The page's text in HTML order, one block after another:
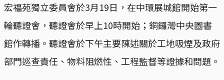
宏福苑獨立委員會於3月19日，在中環展城館開始第一
輪聽證會，聽證會於早上10時開始；銅鑼灣中央圖書
館作轉播。聽證會於下午主要陳述關於工地吸煙及政府
部門巡查責任、物料阻燃性、工程監督等證據和問題。